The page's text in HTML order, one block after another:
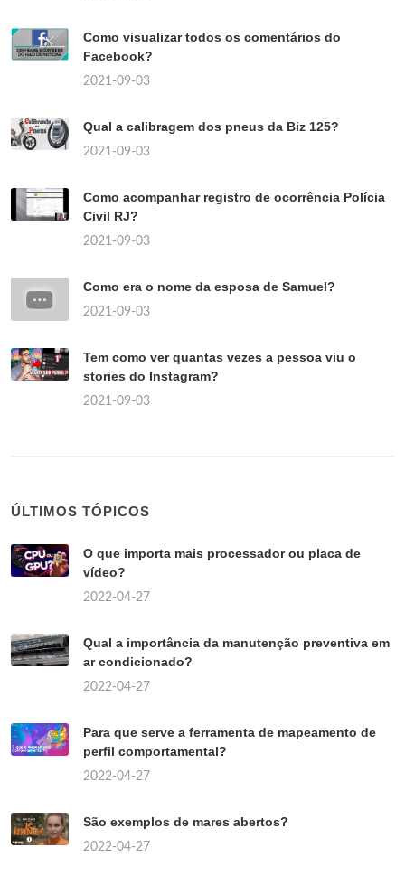
Como visualizar todos os comentários do
Facebook?
2021-09-03
Qual a calibragem dos pneus da Biz 125?
2021-09-03
Como acompanhar registro de ocorrência Polícia
Civil RJ?
2021-09-03
Como era o nome da esposa de Samuel?
2021-09-03
Tem como ver quantas vezes a pessoa viu o
stories do Instagram?
2021-09-03
ÚLTIMOS TÓPICOS
O que importa mais processador ou placa de
vídeo?
2022-04-27
Qual a importância da manutenção preventiva em
ar condicionado?
2022-04-27
Para que serve a ferramenta de mapeamento de
perfil comportamental?
2022-04-27
São exemplos de mares abertos?
2022-04-27